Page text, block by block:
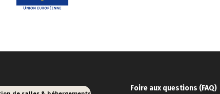
Foire aux questions (FAQ)